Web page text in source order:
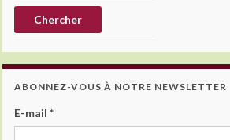
ABONNEZ-VOUS À NOTRE NEWSLETTER
E-mail *